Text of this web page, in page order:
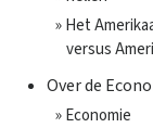
» Het
versus
Over de
» Economie